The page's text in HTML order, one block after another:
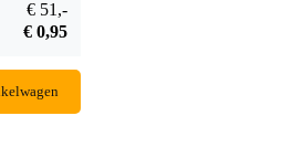
€ 51,-
€ 0,95